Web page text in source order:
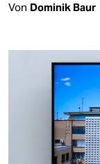
Von Dominik Baur